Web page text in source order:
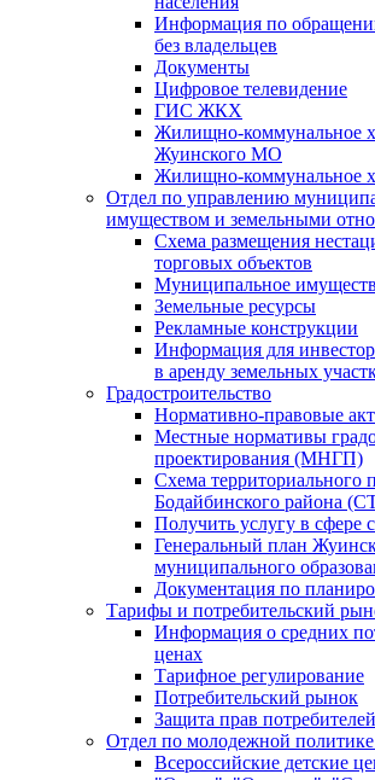
Информация по
без владельцев
Документы
Цифровое телевидение
ГИС ЖКХ
Жилищно-коммунальное
Жуинского МО
Жилищно-коммунальное
Отдел по управлению
имуществом и земельными
Схема размещения
торговых объектов
Муниципальное
Земельные ресурсы
Рекламные конструкции
Информация для
в аренду земельных
Градостроительство
Нормативно-правовые
Местные нормативы
проектирования (МНГП)
Схема территориального
Бодайбинского района
Получить услугу в сфере
Генеральный план
муниципального
Документация по
Тарифы и потребительский
Информация о средних
ценах
Тарифное регулирование
Потребительский рынок
Защита прав потребителей
Отдел по молодежной
Всероссийские детские